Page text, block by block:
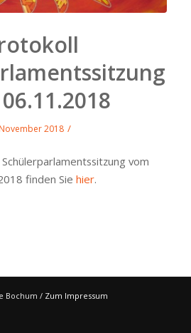
2018 /
vom
finden Sie hier.
Bochum / Zum Impressum